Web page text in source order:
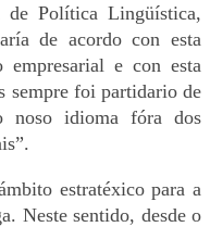
de Política Lingüística,
de acordo con esta
e con esta
sempre foi partidario de
noso idioma fóra dos
estratéxico para a
Neste sentido, desde o